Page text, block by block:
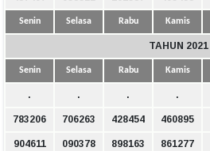
Senin Selasa Rabu Kamis
TAHUN 2021
Senin Selasa Rabu Kamis
. . . .
783206 706263 428454 460895
904611 090378 898163 861277